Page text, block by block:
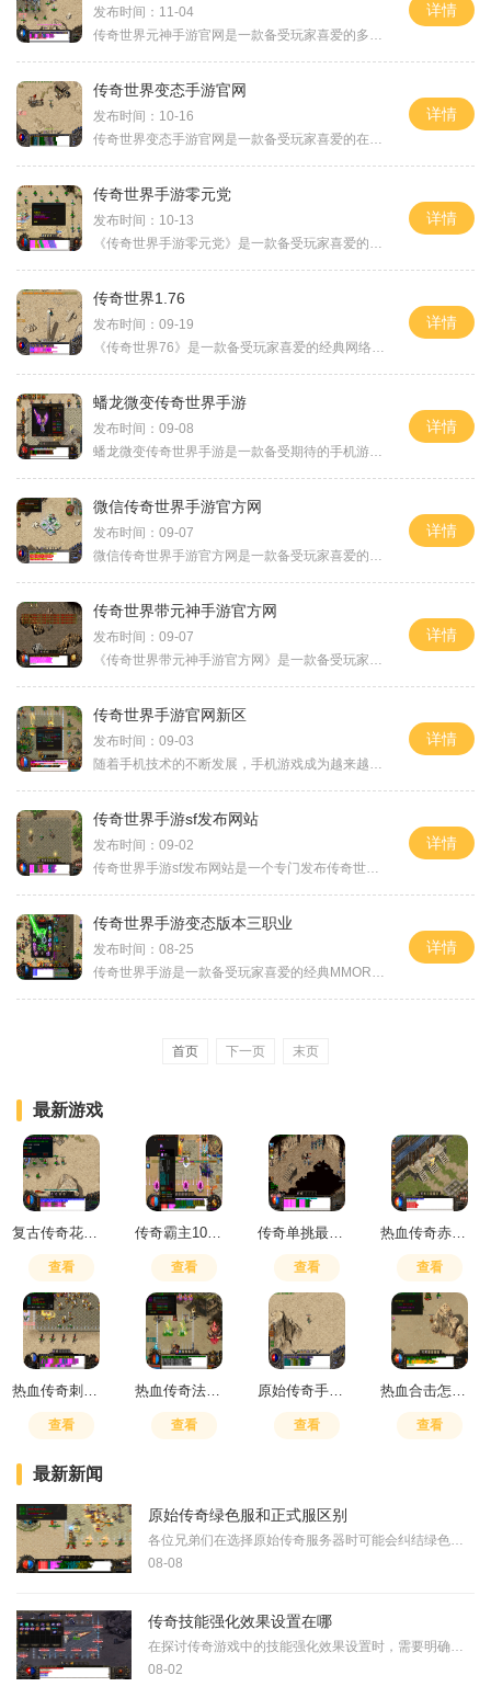
发布时间：11-04
传奇世界元神手游官网是一款备受玩家喜爱的多人在线角色扮演游戏。该游戏以传奇世界为背景，融合了唯美的场景画面、刺激的战斗玩法和丰富的社交互动，给玩家们带来了一个极具
详情
传奇世界变态手游官网
发布时间：10-16
传奇世界变态手游官网是一款备受玩家喜爱的在线游戏。作为一款经典的游戏，它在游戏行业中享有很高的声誉。本文将向大家介绍传奇世界变态手游官网的具体玩法。在传奇世界变态
详情
传奇世界手游零元党
发布时间：10-13
《传奇世界手游零元党》是一款备受玩家喜爱的手机游戏。它以传奇世界为背景，为玩家们带来了精彩纷呈的游戏体验。而“零元党”这个概念，更是让玩家们感到兴奋，因为它代表了
详情
传奇世界1.76
发布时间：09-19
《传奇世界76》是一款备受玩家喜爱的经典网络游戏。游戏采用中世纪玄幻的背景设定，，玩家将扮演勇敢的英雄，探索广阔的游戏世界，完成各类任务，战胜强大的敌人。我们来介绍游
详情
蟠龙微变传奇世界手游
发布时间：09-08
蟠龙微变传奇世界手游是一款备受期待的手机游戏。该游戏以传奇世界为背景，融合了微变玩法，给玩家带来前所未有的游戏体验。在这个神秘而华丽的世界中，玩家将扮演勇敢的英雄
详情
微信传奇世界手游官方网
发布时间：09-07
微信传奇世界手游官方网是一款备受玩家喜爱的手机游戏。作为一款传奇类的角色扮演游戏，它给玩家提供了一个立体的游戏世界，让玩家在其中尽情冒险、战斗。本文将为大家介绍微
详情
传奇世界带元神手游官方网
发布时间：09-07
《传奇世界带元神手游官方网》是一款备受玩家喜爱的手机游戏，为传奇世界系列的最新一作。本作将经典的传奇世界元素与创新的玩法相结合，为玩家带来全新的游戏体验。我们将为
详情
传奇世界手游官网新区
发布时间：09-03
随着手机技术的不断发展，手机游戏成为越来越多人娱乐休闲的首选。而其中一款备受瞩目的手机游戏就是传奇世界手游。传奇世界手游官网又开设了新区，在这个全新的游戏世界中，
详情
传奇世界手游sf发布网站
发布时间：09-02
传奇世界手游sf发布网站是一个专门发布传奇世界手游私服的网站。对于喜欢传奇世界手游的玩家来说，这是一个不可错过的网站。在这个网站上，你可以找到各种各样的传奇世界手游私
详情
传奇世界手游变态版本三职业
发布时间：08-25
传奇世界手游是一款备受玩家喜爱的经典MMORPG游戏。而传奇世界手游变态版本三职业的出现，更加增添了游戏的乐趣。本文将为大家详细介绍传奇世界手游变态版本三职业的具体玩法。
详情
首页 下一页 末页
最新游戏
复古传奇花钱厉害吗
查看
传奇霸主10倍经验卷怎么用
查看
传奇单挑最强职业
查看
热血传奇赤月都爆什么装备
查看
热血传奇刺杀多少级
查看
热血传奇法师灭天火厉害还是疾光电影
查看
原始传奇手游时装佩戴什么好
查看
热血合击怎么换英雄技能
查看
最新新闻
原始传奇绿色服和正式服区别
各位兄弟们在选择原始传奇服务器时可能会纠结绿色服和正式服到底有什么不同，其实最大的区别在于游戏内道具获取方式的变化。在正式服中很多需要用元宝购买的道具，到了绿色服
08-08
传奇技能强化效果设置在哪
在探讨传奇游戏中的技能强化效果设置时，需要明确这一环节通常涉及游戏内的特定界面或功能区域。玩家通过访问这些设置区域，可以对已学习的技能进行属性提升、效果调整或等级
08-02